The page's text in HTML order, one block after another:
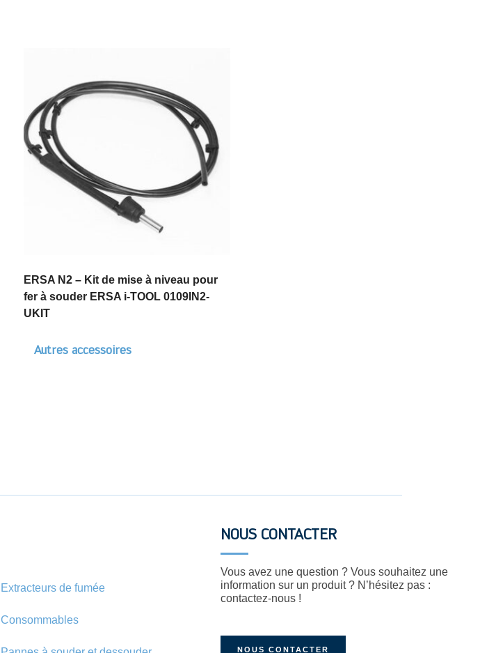
ERSA N2 – Kit de mise à niveau pour
fer à souder ERSA i-TOOL 0109IN2-
UKIT
Autres accessoires
Extracteurs de fumée
Consommables
NOUS CONTACTER
Vous avez une question ? Vous souhaitez une
information sur un produit ? N’hésitez pas :
contactez-nous !
NOUS CONTACTER